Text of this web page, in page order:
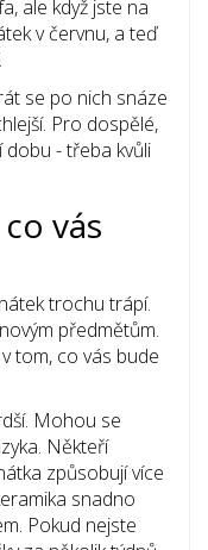
ale když jste na
v červnu, a teď
se po nich snáze
Pro dospělé,
- třeba kvůli
vás
trochu trápí.
předmětům.
tom, co vás bude
Mohou se
Někteří
způsobují více
snadno
Pokud nejste